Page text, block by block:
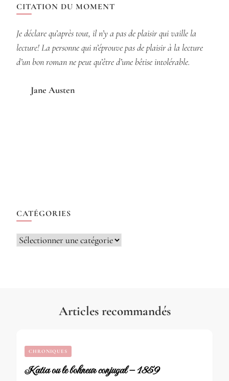
CITATION DU MOMENT
Je déclare qu’après tout, il n’y a pas de plaisir qui vaille la
lecture! La personne qui n’éprouve pas de plaisir à la lecture
d’un bon roman ne peut qu’être d’une bêtise intolérable.
Jane Austen
CATÉGORIES
Catégories
Articles recommandés
CHRONIQUES
Katia ou le bohneur conjugal – 1859